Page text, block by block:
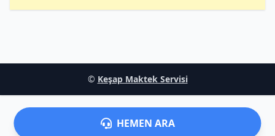
© Keşap Maktek Servisi
HEMEN ARA